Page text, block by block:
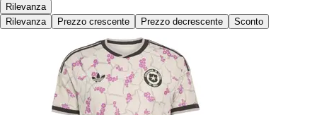
Rilevanza
Rilevanza
Prezzo crescente Prezzo decrescente Sconto